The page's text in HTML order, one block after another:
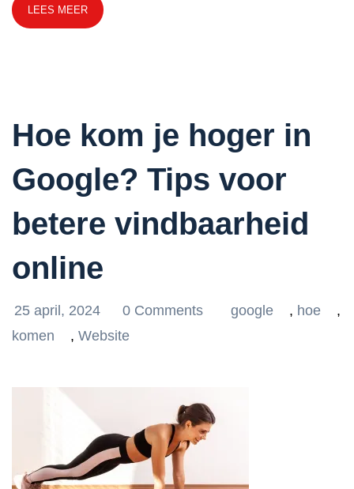
LEES MEER
Hoe kom je hoger in
Google? Tips voor
betere vindbaarheid
online
25 april, 2024 0 Comments google , hoe
,
komen
, Website